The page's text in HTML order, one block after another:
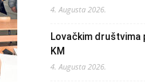
4. Augusta 2026.
Lovačkim društvima
KM
4. Augusta 2026.